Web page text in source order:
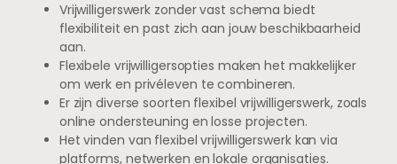
Vrijwilligerswerk zonder vast schema biedt
flexibiliteit en past zich aan jouw beschikbaarheid
aan.
Flexibele vrijwilligersopties maken het makkelijker
om werk en privéleven te combineren.
Er zijn diverse soorten flexibel vrijwilligerswerk, zoals
online ondersteuning en losse projecten.
Het vinden van flexibel vrijwilligerswerk kan via
platforms, netwerken en lokale organisaties.